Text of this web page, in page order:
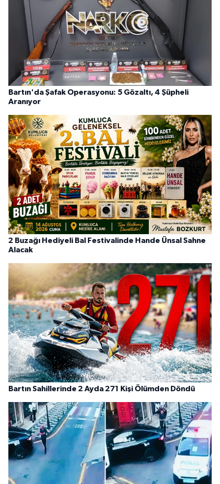
Bartın'da Şafak Operasyonu: 5 Gözaltı, 4 Şüpheli
Aranıyor
2 Buzağı Hediyeli Bal Festivalinde Hande Ünsal Sahne
Alacak
Bartın Sahillerinde 2 Ayda 271 Kişi Ölümden Döndü